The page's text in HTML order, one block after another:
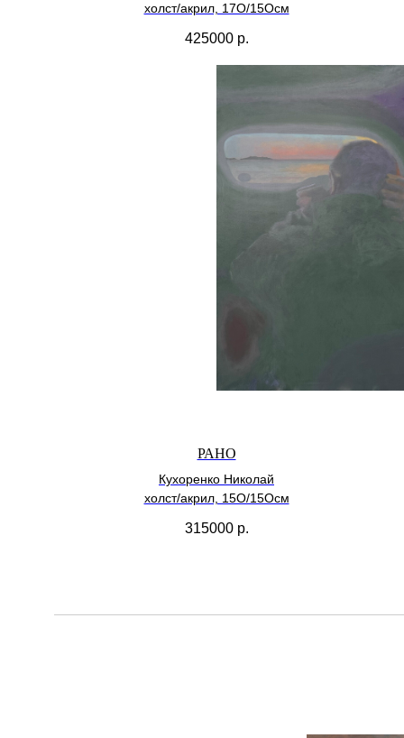
холст/акрил, 17О/15Осм
425000 р.
РАНО
Кухоренко Николай
холст/акрил, 15О/15Осм
315000 р.